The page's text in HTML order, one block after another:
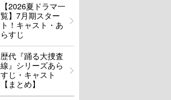
【2026夏ドラマ一
覧】7月期スター
ト！キャスト・あ
らすじ
歴代『踊る大捜査
線』シリーズあら
すじ・キャスト
【まとめ】